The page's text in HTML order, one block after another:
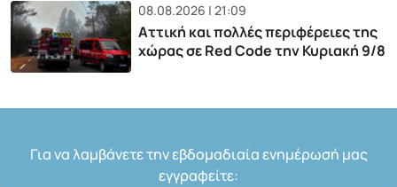
08.08.2026 | 21:09
Αττική και πολλές περιφέρειες της
χώρας σε Red Code την Κυριακή 9/8
Για να λαμβάνετε την εβδομαδιαία ενημέρωσή μας
εγγραφείτε: